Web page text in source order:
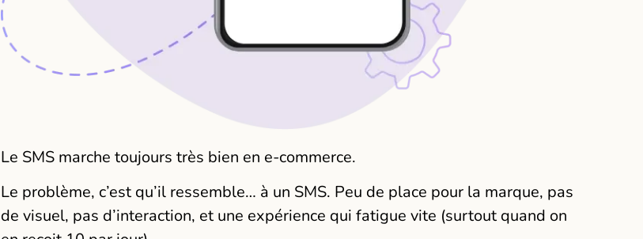
Le SMS marche toujours très bien en e-commerce.
Le problème, c’est qu’il ressemble… à un SMS. Peu de place pour la marque, pas
de visuel, pas d’interaction, et une expérience qui fatigue vite (surtout quand on